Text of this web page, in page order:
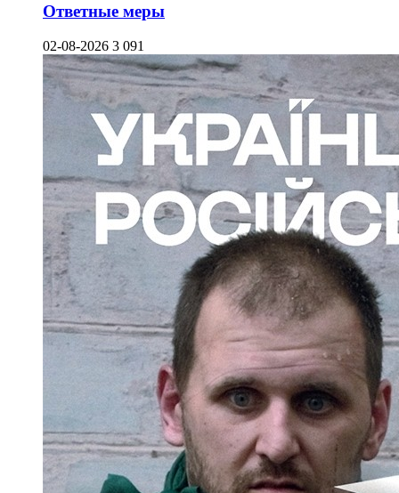
Ответные меры
02-08-2026 3 091